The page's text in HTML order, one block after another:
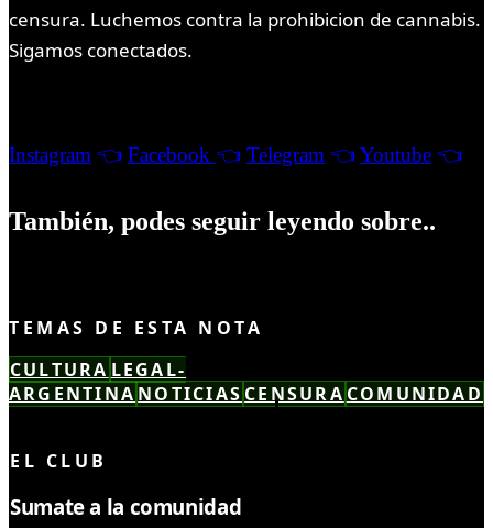
censura. Luchemos contra la prohibicion de cannabis.
Sigamos conectados.
Instagram 👈 Facebook 👈 Telegram 👈Youtube 👈
También, podes seguir leyendo sobre..
TEMAS DE ESTA NOTA
CULTURA LEGAL-
ARGENTINA NOTICIAS CENSURA COMUNIDAD
EL CLUB
Sumate a la comunidad